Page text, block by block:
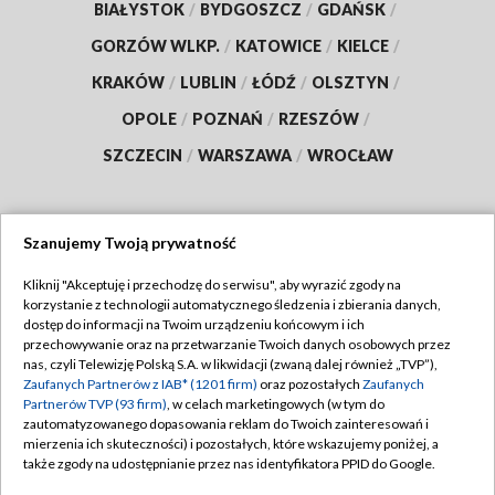
BIAŁYSTOK / BYDGOSZCZ / GDAŃSK /
GORZÓW WLKP. / KATOWICE / KIELCE /
KRAKÓW / LUBLIN / ŁÓDŹ / OLSZTYN /
OPOLE / POZNAŃ / RZESZÓW /
SZCZECIN / WARSZAWA / WROCŁAW
TVP
Abonament TVP
Emisja w TVP
Centrum informacji TVP
Naziemna Telewizja Cyfrowa
Regulamin TVP
Polityka prywatności
Moje zgody
Pomoc
Szanujemy Twoją prywatność
Kliknij "Akceptuję i przechodzę do serwisu", aby wyrazić zgody na
korzystanie z technologii automatycznego śledzenia i zbierania danych,
dostęp do informacji na Twoim urządzeniu końcowym i ich
przechowywanie oraz na przetwarzanie Twoich danych osobowych przez
nas, czyli Telewizję Polską S.A. w likwidacji (zwaną dalej również „TVP”),
Zaufanych Partnerów z IAB* (1201 firm) oraz pozostałych Zaufanych
Partnerów TVP (93 firm), w celach marketingowych (w tym do
zautomatyzowanego dopasowania reklam do Twoich zainteresowań i
mierzenia ich skuteczności) i pozostałych, które wskazujemy poniżej, a
także zgody na udostępnianie przez nas identyfikatora PPID do Google.